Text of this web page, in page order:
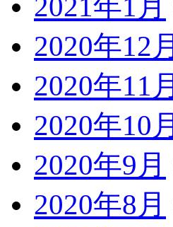
2020年12月
2020年11月
2020年10月
2020年9月
2020年8月